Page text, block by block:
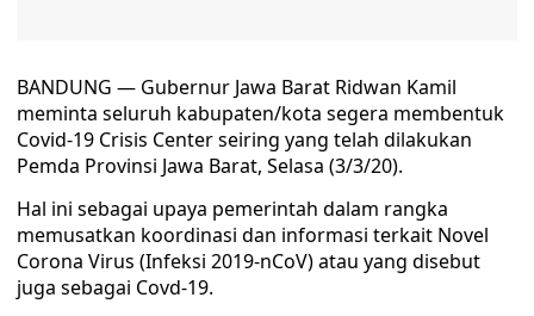
BANDUNG — Gubernur Jawa Barat Ridwan Kamil
meminta seluruh kabupaten/kota segera membentuk
Covid-19 Crisis Center seiring yang telah dilakukan
Pemda Provinsi Jawa Barat, Selasa (3/3/20).
Hal ini sebagai upaya pemerintah dalam rangka
memusatkan koordinasi dan informasi terkait Novel
Corona Virus (Infeksi 2019-nCoV) atau yang disebut
juga sebagai Covd-19.